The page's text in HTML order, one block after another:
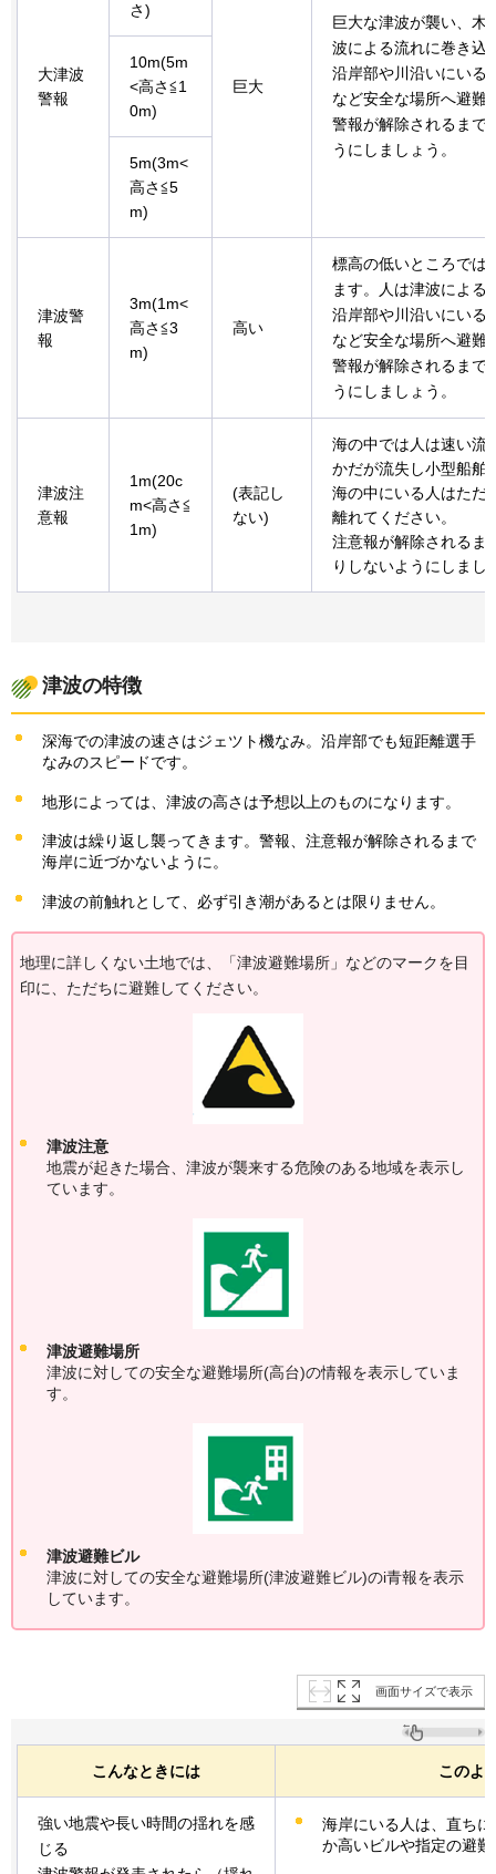
大津波
警報
さ)
巨大
巨大な津波が襲い、木
波による流れに巻き込
沿岸部や川沿いにいる
など安全な場所へ避難
警報が解除されるまで
うにしましょう。
10m(5m
<高さ≦1
0m)
5m(3m<
高さ≦5
m)
津波警
報
3m(1m<
高さ≦3
m)
高い
標高の低いところでは
ます。人は津波による
沿岸部や川沿いにいる
など安全な場所へ避難
警報が解除されるまで
うにしましょう。
津波注
意報
1m(20c
m<高さ≦
1m)
(表記し
ない)
海の中では人は速い流
かだが流失し小型船舶
海の中にいる人はただ
離れてください。
注意報が解除されるま
りしないようにしまし
津波の特徴
深海での津波の速さはジェツト機なみ。沿岸部でも短距離選手
なみのスピードです。
地形によっては、津波の高さは予想以上のものになります。
津波は繰り返し襲ってきます。警報、注意報が解除されるまで
海岸に近づかないように。
津波の前触れとして、必ず引き潮があるとは限りません。
地理に詳しくない土地では、「津波避難場所」などのマークを目
印に、ただちに避難してください。
津波注意
地震が起きた場合、津波が襲来する危険のある地域を表示し
ています。
津波避難場所
津波に対しての安全な避難場所(高台)の情報を表示していま
す。
津波避難ビル
津波に対しての安全な避難場所(津波避難ビル)のi青報を表示
しています。
画面サイズで表示
こんなときには このよ
強い地震や長い時間の揺れを感
じる
海岸にいる人は、直ち
か高いビルや指定の避